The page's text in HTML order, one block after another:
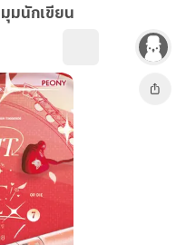
มุมนักเขียน